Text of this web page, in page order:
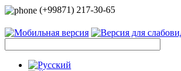
(+99871) 217-30-65